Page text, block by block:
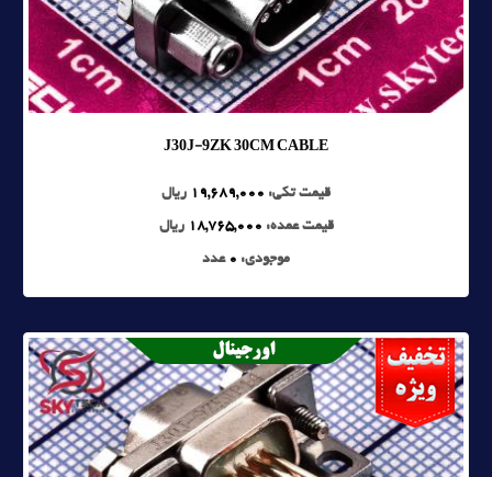
J30J-9ZK 30CM CABLE
قیمت تکی: 19,689,000 ریال
قیمت عمده: 18,765,000 ریال
موجودی: 0 عدد